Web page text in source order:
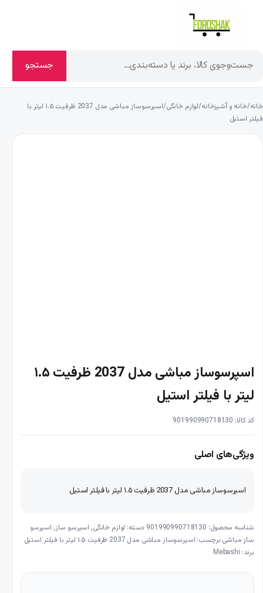
جستجو
خانه/خانه و آشپزخانه/لوازم خانگی/
اسپرسوساز مباشی مدل 2037 ظرفیت ۱.۵ لیتر با
فیلتر استیل
اسپرسوساز مباشی مدل 2037 ظرفیت ۱.۵
لیتر با فیلتر استیل
کد کالا: 901990990718130
ویژگی‌های اصلی
اسپرسوساز مباشی مدل 2037 ظرفیت ۱.۵ لیتر با فیلتر استیل
شناسه محصول: 901990990718130 دسته: لوازم خانگی, اسپرسو ساز, اسپرسو
ساز مباشی برچسب: اسپرسوساز مباشی مدل 2037 ظرفیت ۱.۵ لیتر با فیلتر استیل
برند: Mebashi